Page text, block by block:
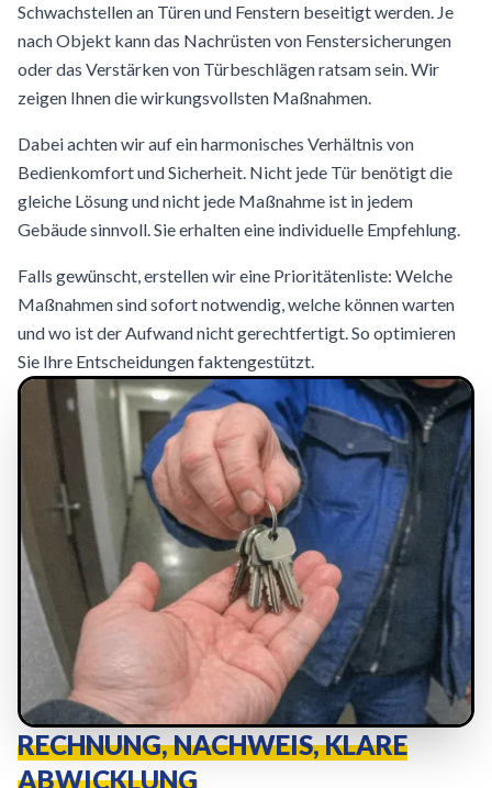
Schwachstellen an Türen und Fenstern beseitigt werden. Je
nach Objekt kann das Nachrüsten von Fenstersicherungen
oder das Verstärken von Türbeschlägen ratsam sein. Wir
zeigen Ihnen die wirkungsvollsten Maßnahmen.
Dabei achten wir auf ein harmonisches Verhältnis von
Bedienkomfort und Sicherheit. Nicht jede Tür benötigt die
gleiche Lösung und nicht jede Maßnahme ist in jedem
Gebäude sinnvoll. Sie erhalten eine individuelle Empfehlung.
Falls gewünscht, erstellen wir eine Prioritätenliste: Welche
Maßnahmen sind sofort notwendig, welche können warten
und wo ist der Aufwand nicht gerechtfertigt. So optimieren
Sie Ihre Entscheidungen faktengestützt.
RECHNUNG, NACHWEIS, KLARE
ABWICKLUNG